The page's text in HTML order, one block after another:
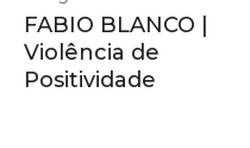
FABIO BLANCO |
Violência de
Positividade